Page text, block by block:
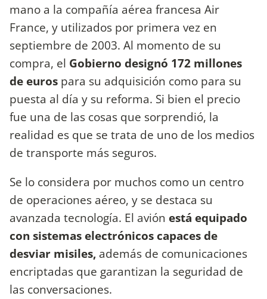
mano a la compañía aérea francesa Air
France, y utilizados por primera vez en
septiembre de 2003. Al momento de su
compra, el Gobierno designó 172 millones
de euros para su adquisición como para su
puesta al día y su reforma. Si bien el precio
fue una de las cosas que sorprendió, la
realidad es que se trata de uno de los medios
de transporte más seguros.
Se lo considera por muchos como un centro
de operaciones aéreo, y se destaca su
avanzada tecnología. El avión está equipado
con sistemas electrónicos capaces de
desviar misiles, además de comunicaciones
encriptadas que garantizan la seguridad de
las conversaciones.